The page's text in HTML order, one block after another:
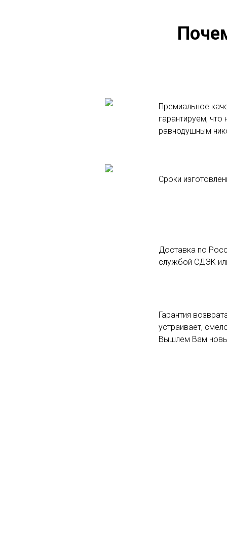
Премиальное
гарантируем,
равнодушным
Сроки
Гарантия
устраивает,
Вышлем Вам
Доставка по
службой СДЭК